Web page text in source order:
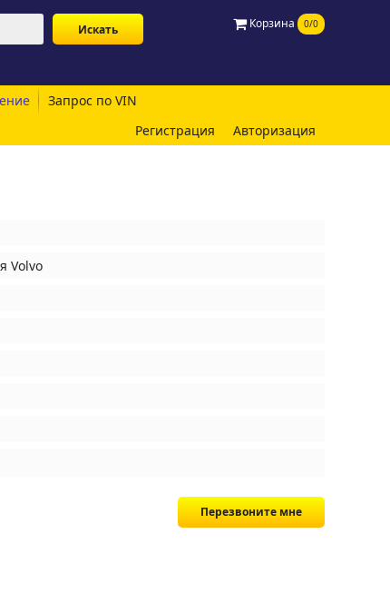
Корзина 0/0
Запрос по VIN
Регистрация
Авторизация
Volvo
Перезвоните мне